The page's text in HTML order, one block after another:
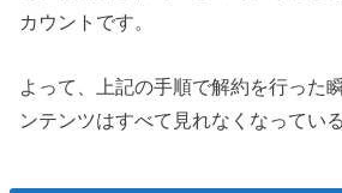
カウントです。
よって、上記の手順で解約を行った
ンテンツはすべて見れなくなってい